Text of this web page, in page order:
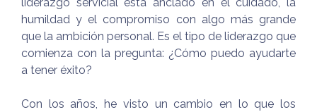
humildad y el compromiso con algo más grande
que la ambición personal. Es el tipo de liderazgo que
comienza con la pregunta: ¿Cómo puedo ayudarte
a tener éxito?
Con los años, he visto un cambio en lo que los